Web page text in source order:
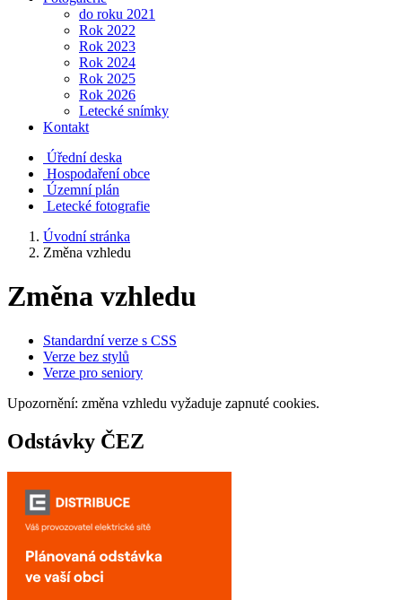
do roku 2021
Rok 2022
Rok 2023
Rok 2024
Rok 2025
Rok 2026
Letecké snímky
Kontakt
Úřední deska
Hospodaření obce
Územní plán
Letecké fotografie
Úvodní stránka
Změna vzhledu
Změna vzhledu
Standardní verze s CSS
Verze bez stylů
Verze pro seniory
Upozornění: změna vzhledu vyžaduje zapnuté cookies.
Odstávky ČEZ